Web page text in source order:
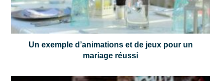
Un exemple d’animations et de jeux pour un
mariage réussi